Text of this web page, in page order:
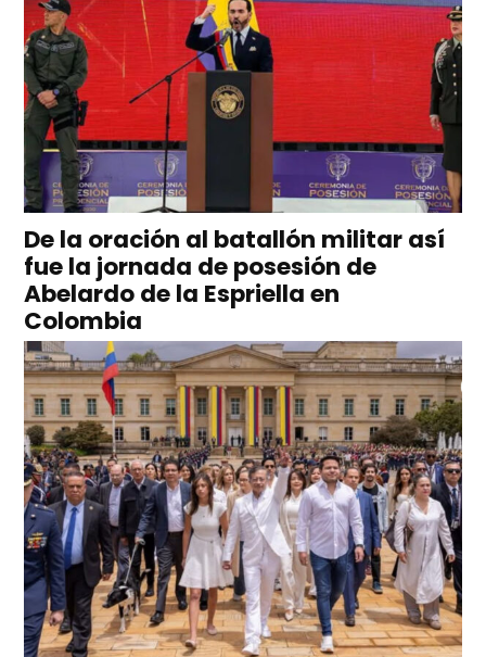
De la oración al batallón militar así
fue la jornada de posesión de
Abelardo de la Espriella en
Colombia